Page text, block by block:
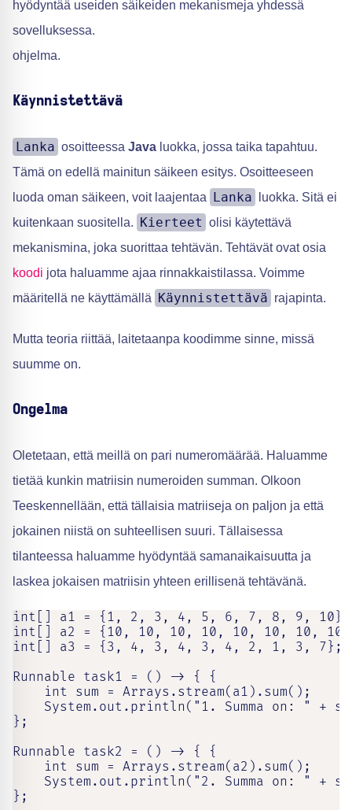
hyödyntää useiden säikeiden mekanismeja yhdessä
sovelluksessa.
ohjelma.
Käynnistettävä
Lanka osoitteessa Java luokka, jossa taika tapahtuu.
Tämä on edellä mainitun säikeen esitys. Osoitteeseen
luoda oman säikeen, voit laajentaa Lanka
luokka. Sitä ei
kuitenkaan suositella. Kierteet olisi käytettävä
mekanismina, joka suorittaa tehtävän. Tehtävät ovat osia
koodi jota haluamme ajaa rinnakkaistilassa. Voimme
määritellä ne käyttämällä Käynnistettävä rajapinta.
Mutta teoria riittää, laitetaanpa koodimme sinne, missä
suumme on.
Ongelma
Oletetaan, että meillä on pari numeromäärää. Haluamme
tietää kunkin matriisin numeroiden summan. Olkoon
Teeskennellään, että tällaisia matriiseja on paljon ja että
jokainen niistä on suhteellisen suuri. Tällaisessa
tilanteessa haluamme hyödyntää samanaikaisuutta ja
laskea jokaisen matriisin yhteen erillisenä tehtävänä.
int[] a1 = {1, 2, 3, 4, 5, 6, 7, 8, 9, 10};
int[] a2 = {10, 10, 10, 10, 10, 10, 10,
int[] a3 = {3, 4, 3, 4, 3, 4, 2, 1, 3, 7};
Runnable task1 = () -> { {
    int sum = Arrays.stream(a1).sum();
System.out.println("1. Summa on: " +
};
Runnable task2 = () -> { {
    int sum = Arrays.stream(a2).sum();
System.out.println("2. Summa on: " +
};